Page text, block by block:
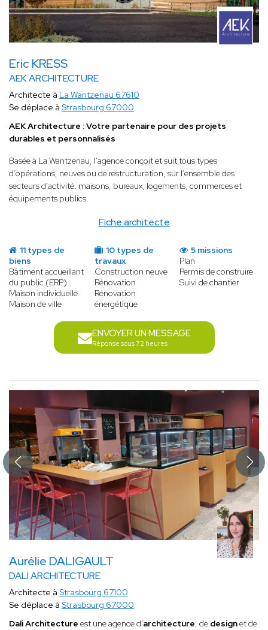
Eric KRESS
AEK ARCHITECTURE
Fiche architecte
Architecte à La Wantzenau 67610
Se déplace à Strasbourg 67000
AEK Architecture : Votre partenaire pour des projets
durables et personnalisés
Basée à La Wantzenau, l’agence conçoit et suit tous types
d’opérations, neuves ou de restructuration, sur l’ensemble des
secteurs d’activité: maisons, bureaux, logements, commerces et
équipements publics.
11 types de
biens
Bâtiment accueillant
du public (ERP)
Maison individuelle
Maison de ville
10 types de
travaux
Construction neuve
Rénovation
Rénovation
énergétique
5 missions
Plan
Permis de construire
Suivi de chantier
ENVOYER UN MESSAGE
Réponse sous 72 heures
Aurélie DALIGAULT
DALI ARCHITECTURE
Architecte à Strasbourg 67100
Se déplace à Strasbourg 67000
Dali Architecture est une agence d'architecture, de designet de